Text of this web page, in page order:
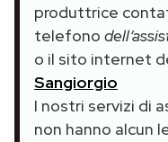
produttrice
telefono
o il sito internet
Sangiorgio
I nostri servizi di
non hanno alcun